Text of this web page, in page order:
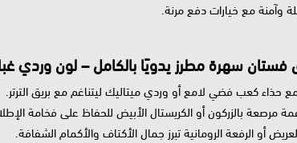
وآمنة مع خيارات دفع مرنة.
فستان سهرة مطرز يدويًا بالكامل – لون وردي
حذاء كعب فضي لامع أو وردي ميتاليك ليتناغم مع بريق الترتر.
مرصعة بالزركون أو الكريستال الأبيض للحفاظ على فخامة
أو الرفعة الرومانية تبرز جمال الأكتاف والأكمام الشفافة.